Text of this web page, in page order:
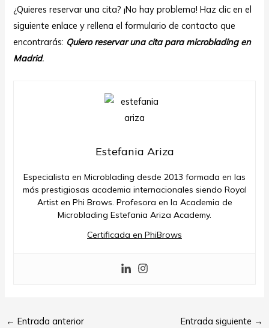
¿Quieres reservar una cita? ¡No hay problema! Haz clic en el
siguiente enlace y rellena el formulario de contacto que
encontrarás: Quiero reservar una cita para microblading en
Madrid.
Estefania Ariza
Especialista en Microblading desde 2013 formada en las
más prestigiosas academia internacionales siendo Royal
Artist en Phi Brows. Profesora en la Academia de
Microblading Estefania Ariza Academy.
Certificada en PhiBrows
← Entrada anterior Entrada siguiente →